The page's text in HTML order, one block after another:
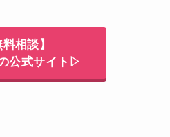
料相談】
公式サイト▷